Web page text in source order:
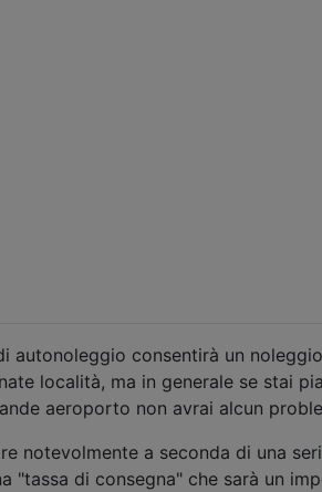
autonoleggio consentirà un
località, ma in generale se stai
aeroporto non avrai alcun
notevolmente a seconda di una
"tassa di consegna" che sarà un